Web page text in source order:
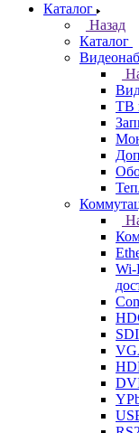
Каталог
Назад
Каталог
ТВ
Wi-
SDI